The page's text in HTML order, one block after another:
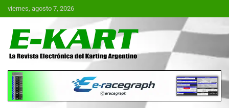
Saltar
al
viernes, agosto 7, 2026
E-Kart.com.ar | La Revista
Electrónica del Karting en